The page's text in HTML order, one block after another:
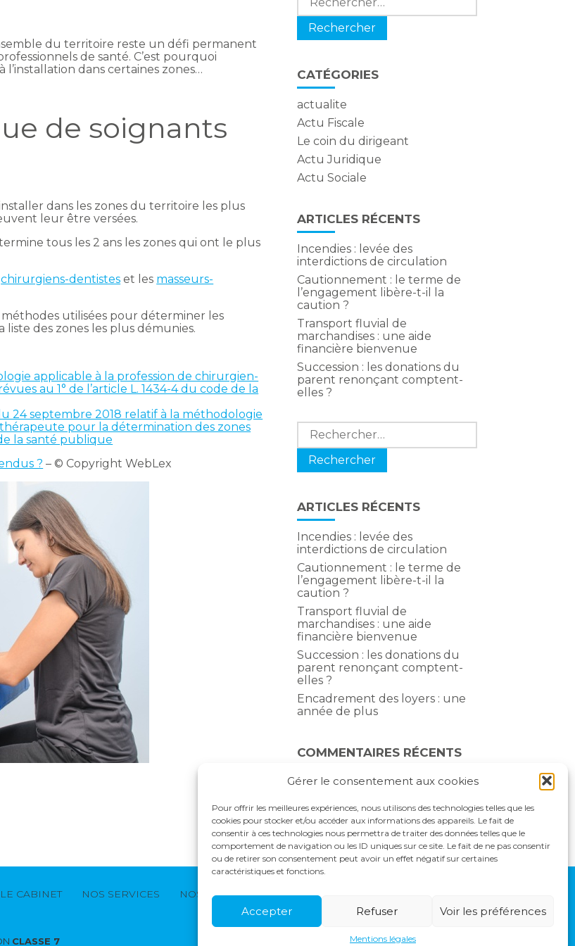
Gérer le consentement aux cookies
Pour offrir les meilleures expériences, nous utilisons des technologies telles que les
cookies pour stocker et/ou accéder aux informations des appareils. Le fait de
consentir à ces technologies nous permettra de traiter des données telles que le
comportement de navigation ou les ID uniques sur ce site. Le fait de ne pas consentir
ou de retirer son consentement peut avoir un effet négatif sur certaines
caractéristiques et fonctions.
Accepter Refuser Voir les préférences
Mentions légales
du territoire reste un défi permanent
de santé. C’est pourquoi
l’installation dans certaines zones…
de soignants
dans les zones du territoire les plus
leur être versées.
tous les 2 ans les zones qui ont le plus
chirurgiens-dentistes et les masseurs-
utilisées pour déterminer les
des zones les plus démunies.
applicable à la profession de chirurgien-
au 1° de l’article L. 1434-4 du code de la
24 septembre 2018 relatif à la méthodologie
pour la détermination des zones
la santé publique
? – © Copyright WebLex
CATÉGORIES
actualite
Actu Fiscale
Le coin du dirigeant
Actu Juridique
Actu Sociale
ARTICLES RÉCENTS
Incendies : levée des
interdictions de circulation
Cautionnement : le terme de
l’engagement libère-t-il la
caution ?
Transport fluvial de
marchandises : une aide
financière bienvenue
Succession : les donations du
parent renonçant comptent-
elles ?
Rechercher :
ARTICLES RÉCENTS
Incendies : levée des
interdictions de circulation
Cautionnement : le terme de
l’engagement libère-t-il la
caution ?
Transport fluvial de
marchandises : une aide
financière bienvenue
Succession : les donations du
parent renonçant comptent-
elles ?
Encadrement des loyers : une
année de plus
COMMENTAIRES RÉCENTS
LE CABINET NOS SERVICES NOS SOLUTIONS ACTUALITÉS
CLASSE 7